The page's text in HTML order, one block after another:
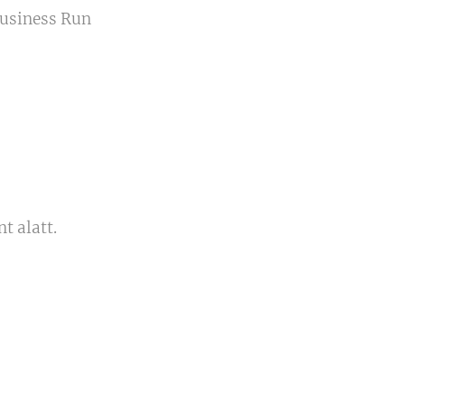
Run
alatt.